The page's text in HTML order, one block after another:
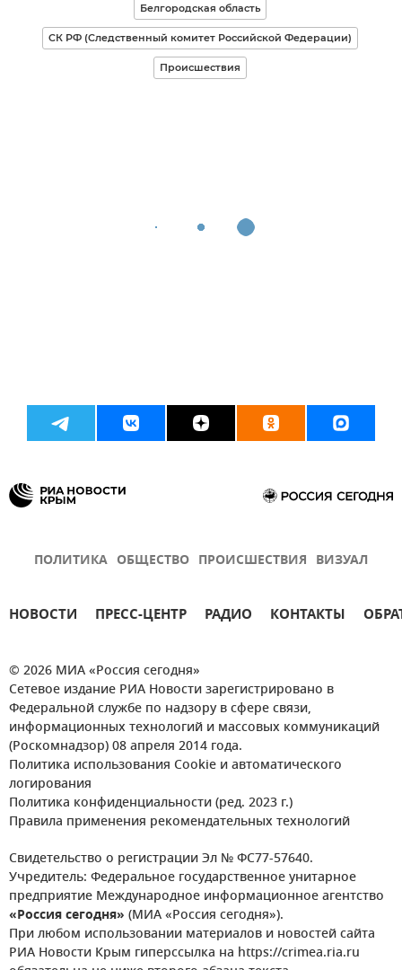
Белгородская область
СК РФ (Следственный комитет Российской Федерации)
Происшествия
ПОЛИТИКА ОБЩЕСТВО ПРОИСШЕСТВИЯ ВИЗУАЛ
НОВОСТИ ПРЕСС-ЦЕНТР РАДИО КОНТАКТЫ
© 2026 МИА «Россия сегодня»
Сетевое издание РИА Новости зарегистрировано в
Федеральной службе по надзору в сфере связи,
информационных технологий и массовых коммуникаций
(Роскомнадзор) 08 апреля 2014 года.
Политика использования Cookie и автоматического
логирования
Политика конфиденциальности (ред. 2023 г.)
Правила применения рекомендательных технологий
Свидетельство о регистрации Эл № ФС77-57640.
Учредитель: Федеральное государственное унитарное
предприятие Международное информационное агентство
«Россия сегодня» (МИА «Россия сегодня»).
При любом использовании материалов и новостей сайта
РИА Новости Крым гиперссылка на https://crimea.ria.ru